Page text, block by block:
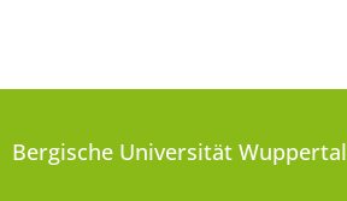
Bergische Universität Wuppertal